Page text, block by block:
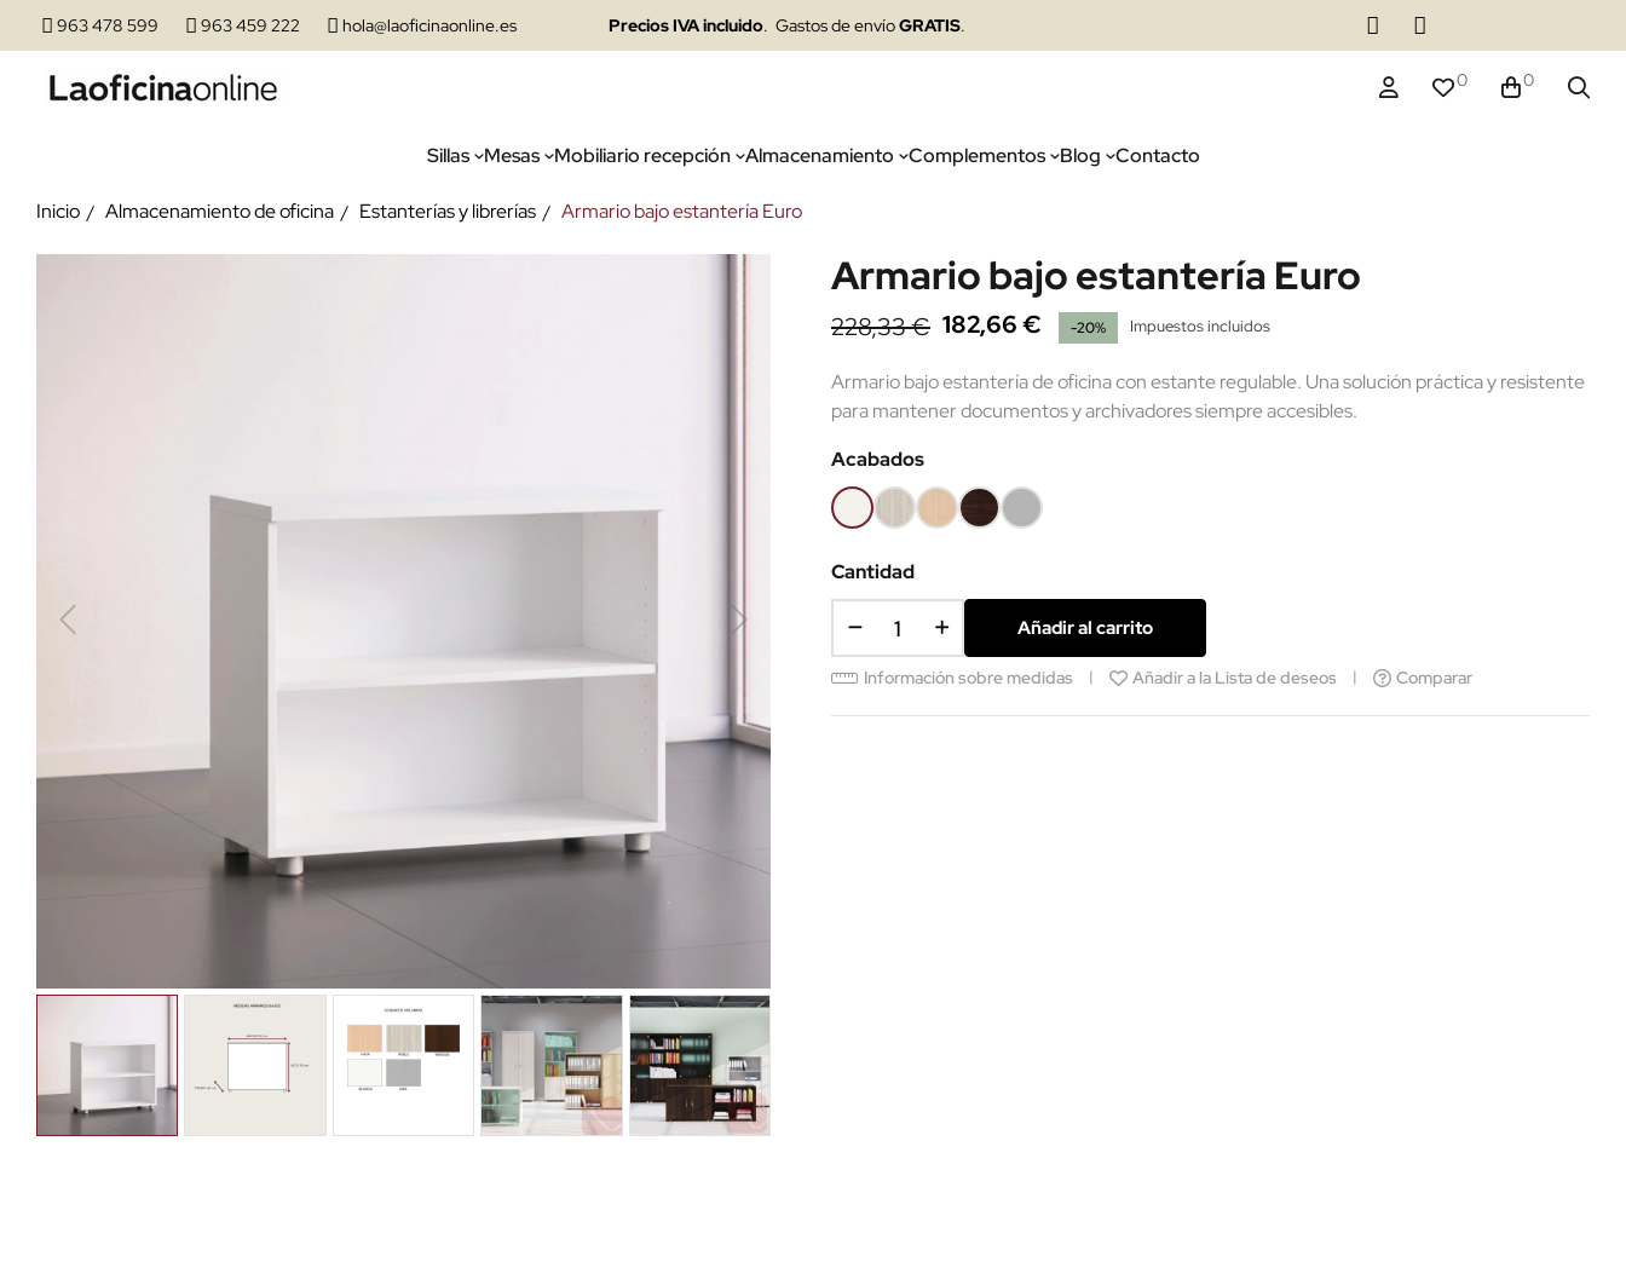
963 478 599 963 459 222 hola@laoficinaonline.es Precios IVA incluido. Gastos de envíoGRATIS.
0 0
Sillas Mesas Mobiliario recepción Almacenamiento Complementos Blog Contacto
Inicio Almacenamiento de oficina Estanterías y librerías Armario bajo estantería Euro
Armario bajo estantería Euro
228,33 € 182,66 € -20% Impuestos incluidos
Armario bajo estantería de oficina con estante regulable. Una solución práctica y resistente
para mantener documentos y archivadores siempre accesibles.
Acabados
BlancoRoble
(EMF)
Haya
(EMF)
Wengué
Gris
claro
Cantidad
Añadir al carrito
Información sobre medidas Añadir a la Lista de deseos Comparar